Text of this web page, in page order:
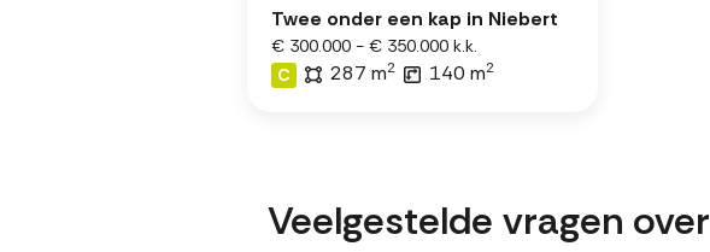
Twee onder een kap in Niebert
€ 300.000 - € 350.000 k.k.
C
287 m2 140 m2
Veelgestelde vragen